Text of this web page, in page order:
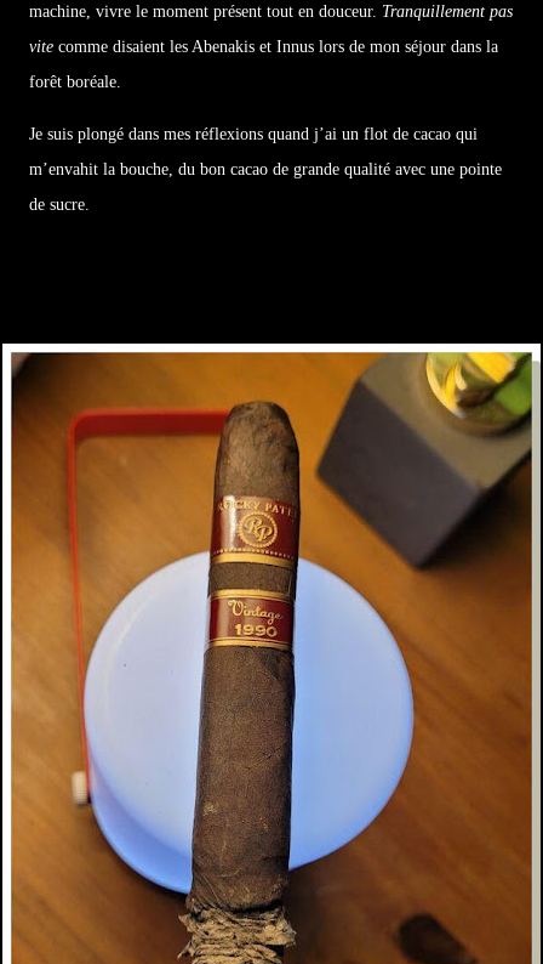
machine, vivre le moment présent tout en douceur. Tranquillement pas
vite comme disaient les Abenakis et Innus lors de mon séjour dans la
forêt boréale.
Je suis plongé dans mes réflexions quand j’ai un flot de cacao qui
m’envahit la bouche, du bon cacao de grande qualité avec une pointe
de sucre.